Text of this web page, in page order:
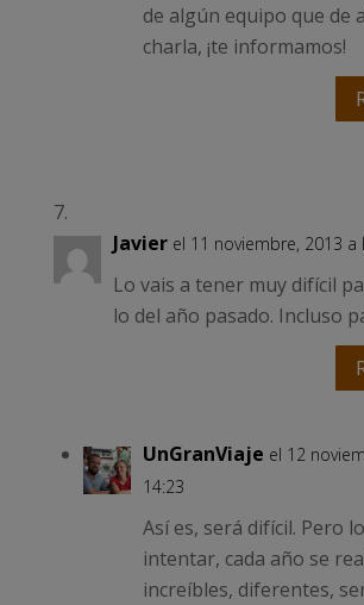
de algún equipo que de
charla, ¡te informamos!
Javier el 11 noviembre, 2013 a
Lo vais a tener muy difícil
lo del año pasado. Incluso
UnGranViaje el 12
14:23
Así es, será difícil. Pero
intentar, cada año se
increíbles, diferentes,